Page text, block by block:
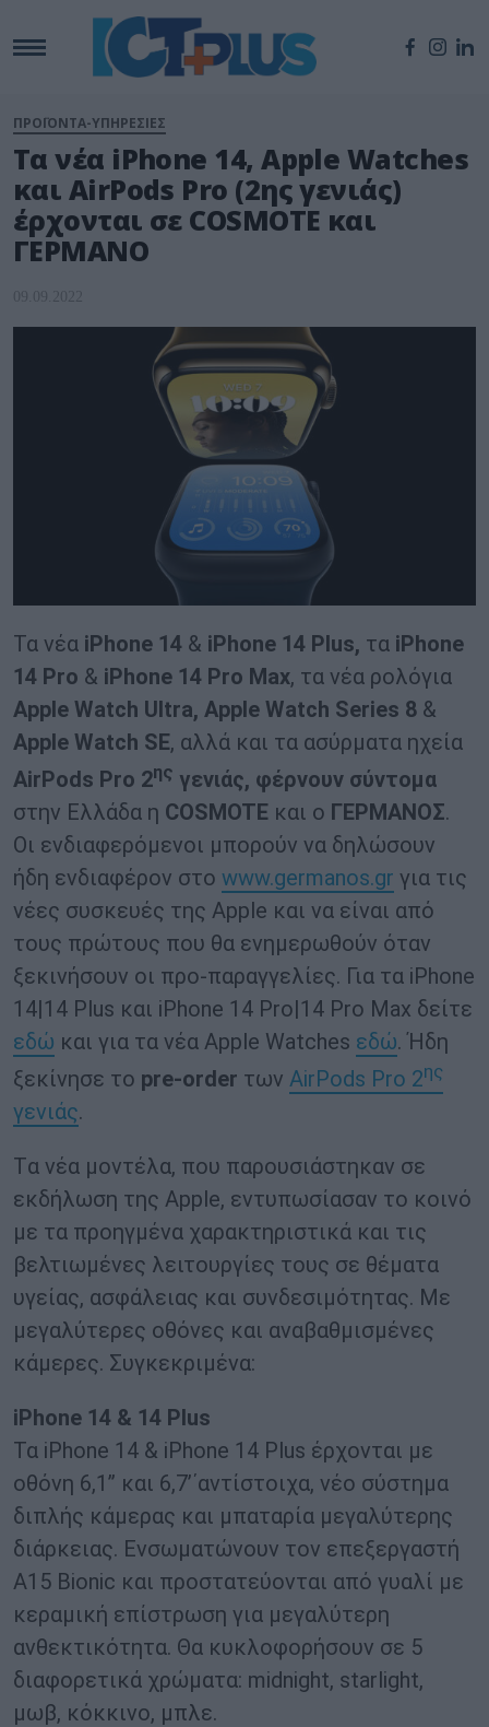
ΠΡΟΪΟΝΤΑ-ΥΠΗΡΕΣΙΕΣ
Τα νέα iPhone 14, Apple Watches
και AirPods Pro (2ης γενιάς)
έρχονται σε COSMOTE και
ΓΕΡΜΑΝΟ
09.09.2022
Τα νέα iPhone 14 & iPhone 14 Plus, τα iPhone
14 Pro & iPhone 14 Pro Max, τα νέα ρολόγια
Apple Watch Ultra, Apple Watch Series 8 &
Apple Watch SE, αλλά και τα ασύρματα ηχεία
AirPods Pro 2ης γενιάς, φέρνουν σύντομα
στην Ελλάδα η COSMOTE και ο ΓΕΡΜΑΝΟΣ.
Οι ενδιαφερόμενοι μπορούν να δηλώσουν
ήδη ενδιαφέρον στο www.germanos.gr για τις
νέες συσκευές της Apple και να είναι από
τους πρώτους που θα ενημερωθούν όταν
ξεκινήσουν οι προ-παραγγελίες. Για τα iPhone
14|14 Plus και iPhone 14 Pro|14 Pro Max δείτε
εδώ και για τα νέα Apple Watches εδώ. Ήδη
ξεκίνησε το pre-order των AirPods Pro 2ης
γενιάς.
Tα νέα μοντέλα, που παρουσιάστηκαν σε
εκδήλωση της Apple, εντυπωσίασαν το κοινό
με τα προηγμένα χαρακτηριστικά και τις
βελτιωμένες λειτουργίες τους σε θέματα
υγείας, ασφάλειας και συνδεσιμότητας. Με
μεγαλύτερες οθόνες και αναβαθμισμένες
κάμερες. Συγκεκριμένα:
iPhone 14 & 14 Plus
Τα iPhone 14 & iPhone 14 Plus έρχονται με
οθόνη 6,1’’ και 6,7’΄αντίστοιχα, νέο σύστημα
διπλής κάμερας και μπαταρία μεγαλύτερης
διάρκειας. Ενσωματώνουν τον επεξεργαστή
Α15 Bionic και προστατεύονται από γυαλί με
κεραμική επίστρωση για μεγαλύτερη
ανθεκτικότητα. Θα κυκλοφορήσουν σε 5
διαφορετικά χρώματα: midnight, starlight,
μωβ, κόκκινο, μπλε.